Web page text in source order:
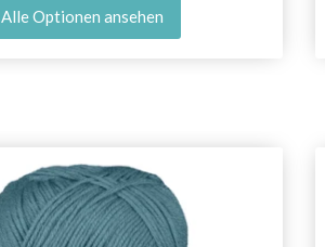
Alle Optionen ansehen